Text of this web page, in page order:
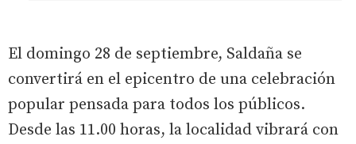
El domingo 28 de septiembre, Saldaña se
convertirá en el epicentro de una celebración
popular pensada para todos los públicos.
Desde las 11.00 horas, la localidad vibrará con